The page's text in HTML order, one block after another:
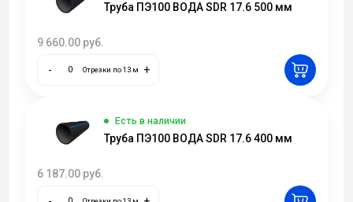
Труба ПЭ100 ВОДА SDR 17.6 500 мм
9 660.00 руб.
- Отрезки по 13 м +
Есть в наличии
Труба ПЭ100 ВОДА SDR 17.6 400 мм
6 187.00 руб.